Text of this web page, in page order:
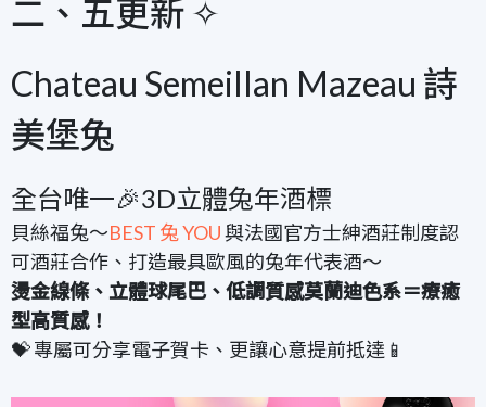
二、五更新 ✧
Chateau Semeillan Mazeau 詩
美堡兔
全台唯一🎉3D立體兔年酒標
貝絲福兔～BEST 兔 YOU與法國官方士紳酒莊制度認
可酒莊合作、打造最具歐風的兔年代表酒～
燙金線條、立體球尾巴、低調質感莫蘭迪色系＝療癒
型高質感！
💝 專屬可分享電子賀卡、更讓心意提前抵達📱